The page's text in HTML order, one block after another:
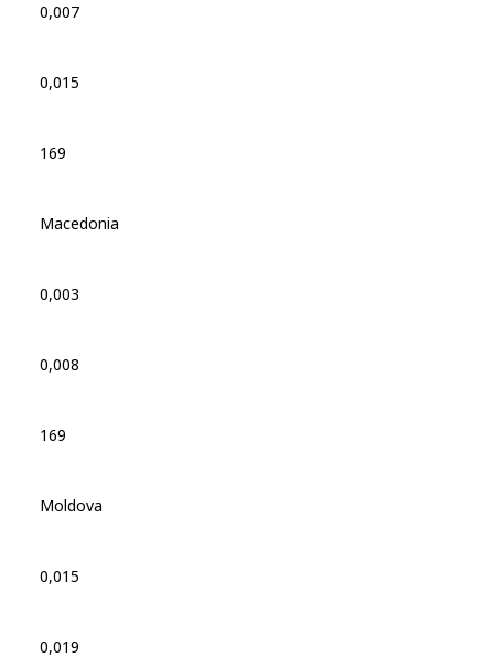
0,007
0,015
169
Macedonia
0,003
0,008
169
Moldova
0,015
0,019